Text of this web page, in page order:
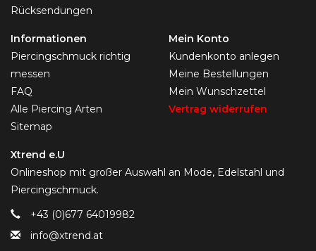
Rücksendungen
Informationen
Piercingschmuck richtig
messen
FAQ
Alle Piercing Arten
Sitemap
Mein Konto
Kundenkonto anlegen
Meine Bestellungen
Mein Wunschzettel
Vertrag widerrufen
Xtrend e.U
Onlineshop mit großer Auswahl an Mode, Edelstahl und
Piercingschmuck.
+43 (0)677 64019982
info@xtrend.at